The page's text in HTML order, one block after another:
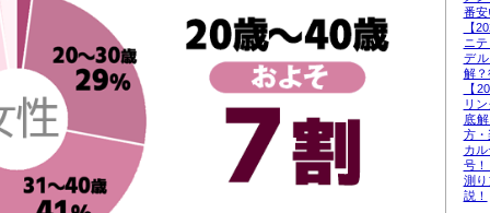
番安
【
ニ
デ
解？
【
リ
底
方・
カ
号
測
説！